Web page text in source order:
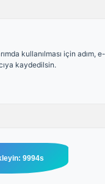
kullanılması için adım,
kaydedilsin.